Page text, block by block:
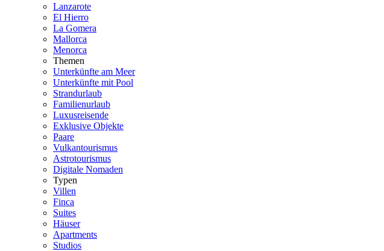
Lanzarote
El Hierro
La Gomera
Mallorca
Menorca
Themen
Unterkünfte am Meer
Unterkünfte mit Pool
Strandurlaub
Familienurlaub
Luxusreisende
Exklusive Objekte
Paare
Vulkantourismus
Astrotourismus
Digitale Nomaden
Typen
Villen
Finca
Suites
Häuser
Apartments
Studios